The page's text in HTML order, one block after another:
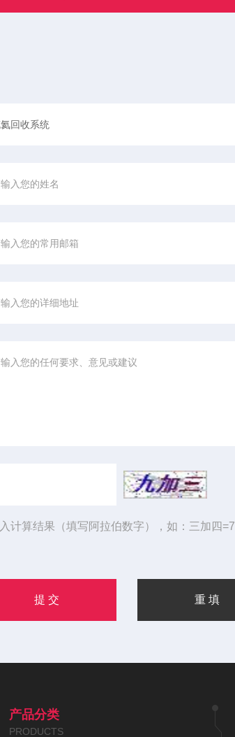
计算结果（填写阿拉伯数字），如：三加四=7
产品分类
PRODUCTS